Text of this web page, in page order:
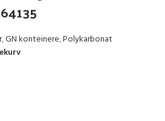
,GN konteinere,Polykarbonat